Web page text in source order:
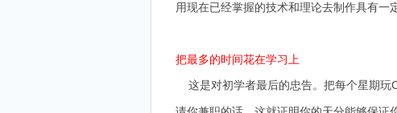
用现在已经掌握的技术和理论去制作具有一
把最多的时间花在学习上
这是对初学者最后的忠告。把每个星期玩